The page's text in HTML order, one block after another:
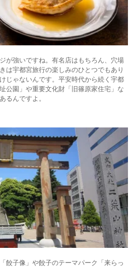
が強いですね。有名店はもちろん、穴場
は宇都宮旅行の楽しみのひとつでもあり
じゃないんです。平安時代から続く宇都
公園」や重要文化財「旧篠原家住宅」な
るんですよ。
餃子像」や餃子のテーマパーク「来らっ